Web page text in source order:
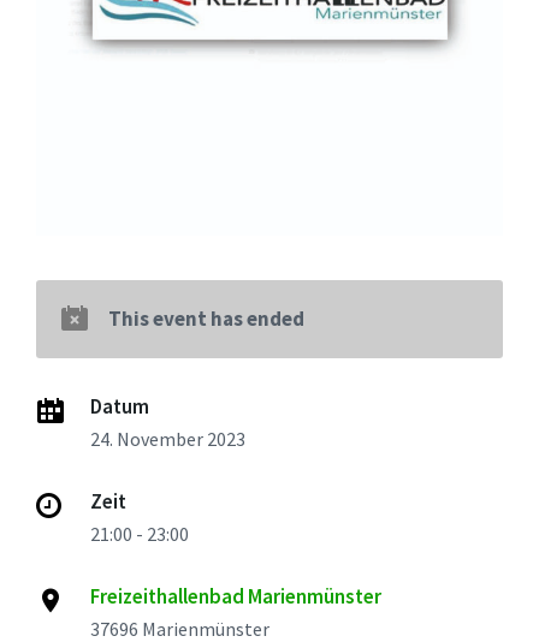
This event has ended
Datum
24. November 2023
Zeit
21:00 - 23:00
Freizeithallenbad Marienmünster
37696 Marienmünster